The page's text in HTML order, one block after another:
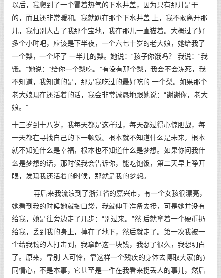
以后，我爬到了一个冒着热气的下水井盖，因为只有那儿是干
的，而且还非常暖和。我就趴在那个下水井盖 上，我不敢离开那
儿，我怕别人占了我那个宝地，我在那儿一直猫着。大概过了好
多个小时吧，应该是下半夜，一个六七十岁的老大娘，她给我了
一个梨，一个坏了 一半儿的梨。她说：“孩子你饿吗？”我说：“我
饿。”她说：“给你一个梨吃。”有没有那个梨，我会不会冻死，我
不知道，我知道的是，那是我吃过的最好吃的 一个梨。如果那个
老大娘现在还活着的话，我会非常诚恳地跟她说：“谢谢你，老大
娘。”
十三岁到十八岁，我每天都是这样过，每天都过得心惊胆战，每
一天都在寻找自己的下一顿饭。根本就不知道什么是未来，根本
就不知道什么是幸福，根本也不知道什么是梦想。如果你问我什
么是梦想的话，那时候我会告诉你，能吃饱饭，第二天早上睁开
眼，发现我还活着的时候，那就是我的梦想。
再后来我流浪到了浙江省的嘉兴市，有一个女孩很漂亮，
她看到我的时候她就掏口袋，我就伸手准备去接，可是她并没有
给我，她是往旁边走了几步：“别过来。”然 后就拿着一个硬币扔
给我，丢到我的身上，掉在了地下，然后就走了。第一次我被一
个给我钱的人打击到，我拿起这一块钱，我想了很久，我想明白
了。原来，靠别 人可怜，靠这样一个残疾的身体去博取大家(的)
同情心，不是本事，它甚至是一件在我看来挺丢人的事儿，然后